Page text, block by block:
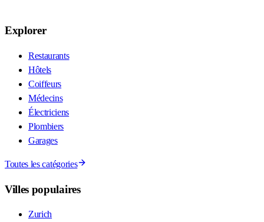
Explorer
Restaurants
Hôtels
Coiffeurs
Médecins
Électriciens
Plombiers
Garages
Toutes les catégories
Villes populaires
Zurich